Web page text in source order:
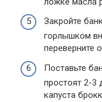
Закройте
горлышком
переверните
Поставьте
простоят 2-3
капуста